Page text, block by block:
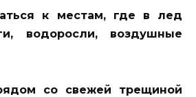
к местам, где в лед
водоросли, воздушные
со свежей трещиной